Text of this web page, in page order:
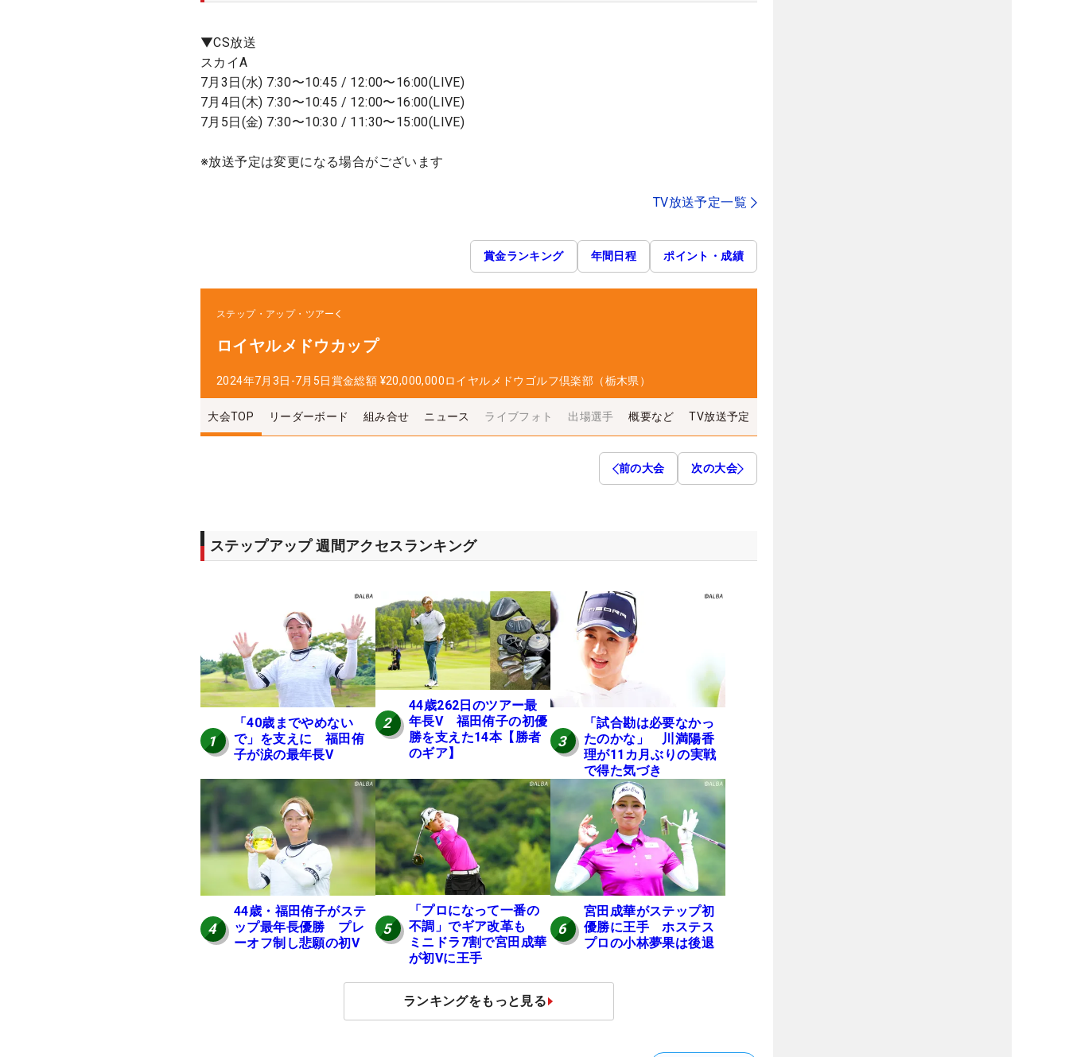
▼CS放送
スカイA
7月3日(水) 7:30〜10:45 / 12:00〜16:00(LIVE)
7月4日(木) 7:30〜10:45 / 12:00〜16:00(LIVE)
7月5日(金) 7:30〜10:30 / 11:30〜15:00(LIVE)
※放送予定は変更になる場合がございます
TV放送予定一覧
賞金ランキング 年間日程 ポイント・成績
ステップ・アップ・ツアー
ロイヤルメドウカップ
2024年7月3日-7月5日賞金総額 ¥20,000,000ロイヤルメドウゴルフ倶楽部（栃木県）
大会TOP リーダーボード 組み合せ ニュース ライブフォト 出場選手 概要など TV放送予定
前の大会 次の大会
ステップアップ 週間アクセスランキング
1
「40歳までやめない
で」を支えに 福田侑
子が涙の最年長V
2
44歳262日のツアー最
年長V 福田侑子の初優
勝を支えた14本【勝者
のギア】
3
「試合勘は必要なかっ
たのかな」 川満陽香
理が11カ月ぶりの実戦
で得た気づき
4
44歳・福田侑子がステ
ップ最年長優勝 プレ
ーオフ制し悲願の初V
5
「プロになって一番の
不調」でギア改革も
ミニドラ7割で宮田成華
が初Vに王手
6
宮田成華がステップ初
優勝に王手 ホステス
プロの小林夢果は後退
ランキングをもっと見る